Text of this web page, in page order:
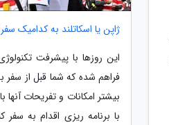
ژاپن یا اسکاتلند به کدامیک
این روزها با پیشرفت
فراهم شده که شما قبل از سفر
بیشتر امکانات و تفریحات آنها
با برنامه ریزی اقدام به سفر